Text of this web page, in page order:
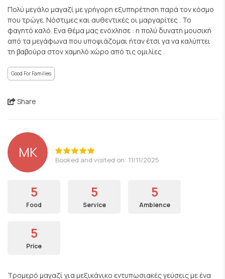
Πολύ μεγάλο μαγαζί με γρήγορη εξυπηρέτηση παρά τον κόσμο
που τρώγε. Νόστιμες και αυθεντικές οι μαργαρίτες . Το
φαγητό καλό. Ενα θέμα μας ενόχλησε : η πολύ δυνατη μουσική
από τα μεγάφωνα που υποψιάζομαι ήταν έτσι γα να καλύπτει
τη βαβούρα στον χαμηλό χώρο από τις ομιλίες .
Good For Families
Share
MK Booked and visited on: 11/11/2025
5
Food
5
Service
5
Ambience
5
Price
Τρομερό μαγαζί για μεξικάνικο εντυπωσιακές γεύσεις με ένα